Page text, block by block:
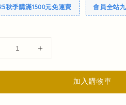
秋季購滿1500元免運費 會員全站
加入購物車